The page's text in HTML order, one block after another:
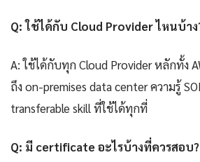
Q: ใช้ได้กับ Cloud Provider ไหนบ้าง
A: ใช้ได้กับทุก Cloud Provider หลักทั้ง
ถึง on-premises data center ความรู้
transferable skill ที่ใช้ได้ทุกที่
Q: มี certificate อะไรบ้างที่ควรสอบ?